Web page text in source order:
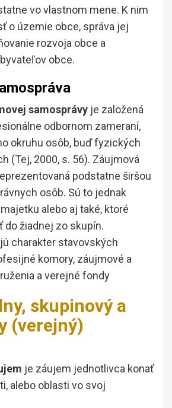
vo vlastnom mene. K nim
o územie obce, správa jej
rozvoja obce a
obce.
samosprávy je založená
odbornom zameraní,
okruhu osôb, buď fyzických
(Tej, 2000, s. 56). Záujmová
podstatne širšou
osôb. Sú to jednak
alebo aj také, ktoré
do žiadnej zo skupín.
charakter stavovských
komory, záujmové a
a verejné fondy
skupinový a
(verejný)
je záujem jednotlivca konať
alebo oblasti vo svoj